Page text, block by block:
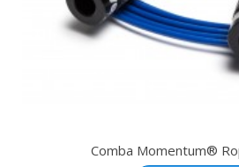
Comba Momentum®